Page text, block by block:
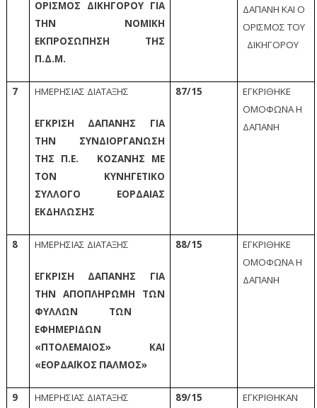
ΟΡΙΣΜΟΣ ΔΙΚΗΓΟΡΟΥ ΓΙΑ
ΤΗΝ ΝΟΜΙΚΗ
ΕΚΠΡΟΣΩΠΗΣΗ ΤΗΣ
Π.Δ.Μ.
ΔΑΠΑΝΗ ΚΑΙ Ο
ΟΡΙΣΜΟΣ ΤΟΥ
ΔΙΚΗΓΟΡΟΥ
7 ΗΜΕΡΗΣΙΑΣ ΔΙΑΤΑΞΗΣ
ΕΓΚΡΙΣΗ ΔΑΠΑΝΗΣ ΓΙΑ
ΤΗΝ ΣΥΝΔΙΟΡΓΑΝΩΣΗ
ΤΗΣ Π.Ε. ΚΟΖΑΝΗΣ ΜΕ
ΤΟΝ ΚΥΝΗΓΕΤΙΚΟ
ΣΥΛΛΟΓΟ ΕΟΡΔΑΙΑΣ
ΕΚΔΗΛΩΣΗΣ
87/15
ΕΓΚΡΙΘΗΚΕ
ΟΜΟΦΩΝΑ Η
ΔΑΠΑΝΗ
8 ΗΜΕΡΗΣΙΑΣ ΔΙΑΤΑΞΗΣ
ΕΓΚΡΙΣΗ ΔΑΠΑΝΗΣ ΓΙΑ
ΤΗΝ ΑΠΟΠΛΗΡΩΜΗ ΤΩΝ
ΦΥΛΛΩΝ ΤΩΝ
ΕΦΗΜΕΡΙΔΩΝ
«ΠΤΟΛΕΜΑΙΟΣ» ΚΑΙ
«ΕΟΡΔΑΪΚΟΣ ΠΑΛΜΟΣ»
88/15
ΕΓΚΡΙΘΗΚΕ
ΟΜΟΦΩΝΑ Η
ΔΑΠΑΝΗ
9 ΗΜΕΡΗΣΙΑΣ ΔΙΑΤΑΞΗΣ 89/15
ΕΓΚΡΙΘΗΚΑΝ